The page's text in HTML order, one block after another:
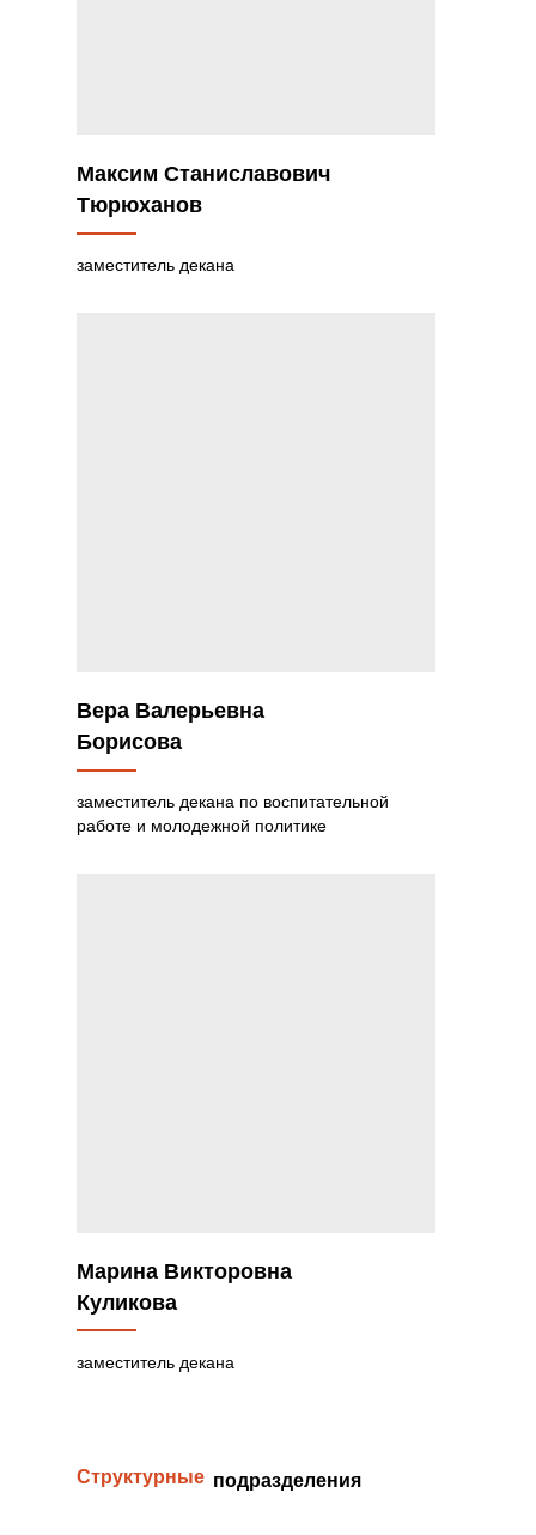
Максим Станиславович
Тюрюханов
заместитель декана
Вера Валерьевна
Борисова
заместитель декана по воспитательной
работе и молодежной политике
Марина Викторовна
Куликова
заместитель декана
Структурные подразделения